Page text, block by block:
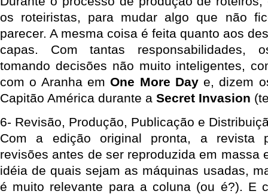
os roteiristas, para mudar algo que não
parecer. A mesma coisa é feita quanto aos
capas. Com tantas responsabilidades,
tomando decisões não muito inteligentes,
com o Aranha emOne More Daye, dizem
Capitão América durante a Secret Invasion
6- Revisão, Produção, Publicação e
Com a edição original pronta, a revista
revisões antes de ser reproduzida em massa
idéia de quais sejam as máquinas usadas,
é muito relevante para a coluna (ou é?). E